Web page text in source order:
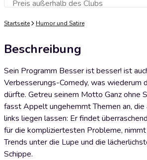
Preis außerhalb des ClubsZum Warenkorb hinzufügen
Startseite Humor und Satire
Beschreibung
Sein Programm Besser ist besser! ist
Verbesserungs-Comedy, was wiederum
dürfte. Getreu seinem Motto Ganz ohne
fasst Appelt ungehemmt Themen an,
links liegen lassen: Er findet
für die kompliziertesten Probleme,
Trends unter die Lupe und die
Schippe.